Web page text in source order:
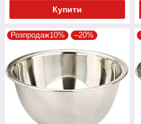
Купити
Розпродаж10% –20%